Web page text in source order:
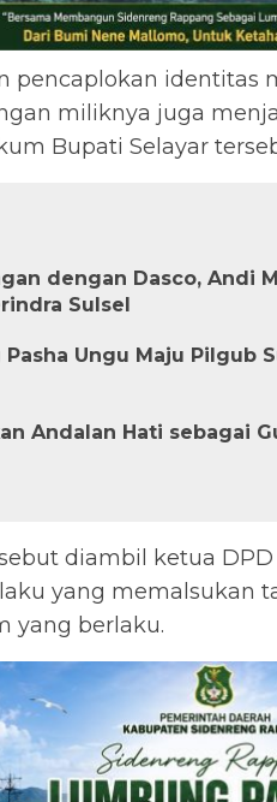
pencaplokan identitas
miliknya juga
Bupati Selayar
dengan Dasco, Andi
Sulsel
Pasha Ungu Maju Pilgub
Andalan Hati sebagai
diambil ketua
yang memalsukan
yang berlaku.